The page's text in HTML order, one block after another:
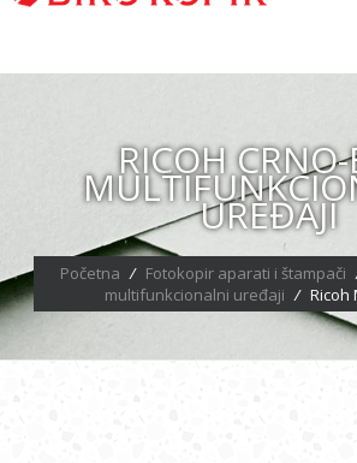
RICOH
UREĐAJI
Početna / Fotokopir aparati i štampači
multifunkcionalni uređaji / Ricoh